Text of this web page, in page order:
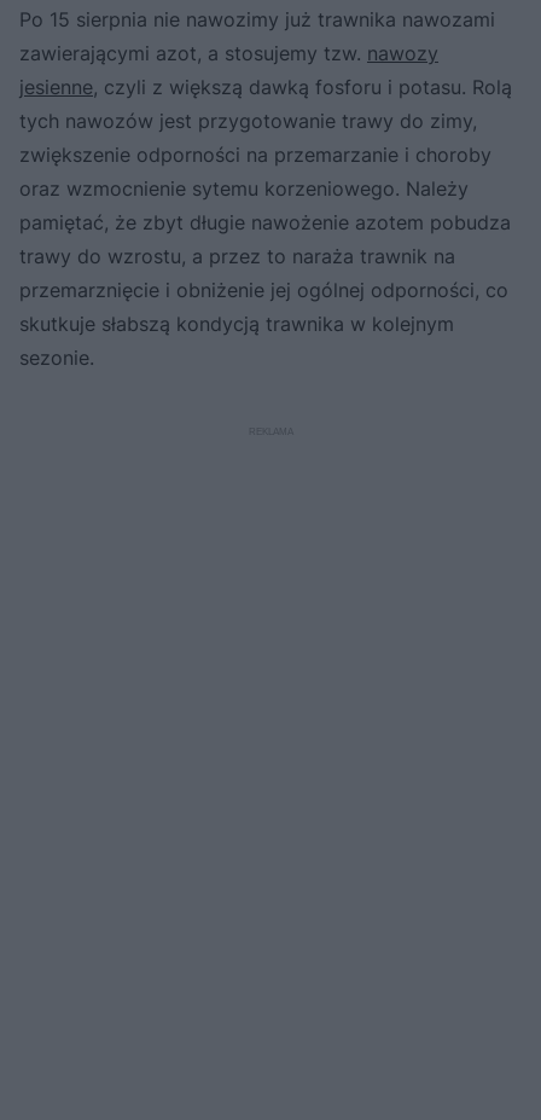
Po 15 sierpnia nie nawozimy już trawnika nawozami
zawierającymi azot, a stosujemy tzw. nawozy
jesienne, czyli z większą dawką fosforu i potasu. Rolą
tych nawozów jest przygotowanie trawy do zimy,
zwiększenie odporności na przemarzanie i choroby
oraz wzmocnienie sytemu korzeniowego. Należy
pamiętać, że zbyt długie nawożenie azotem pobudza
trawy do wzrostu, a przez to naraża trawnik na
przemarznięcie i obniżenie jej ogólnej odporności, co
skutkuje słabszą kondycją trawnika w kolejnym
sezonie.